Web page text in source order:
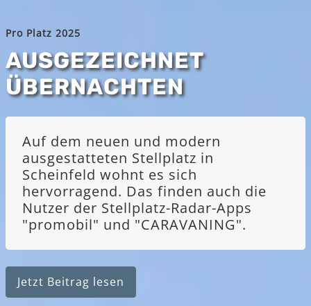
Pro Platz 2025
AUSGEZEICHNET
ÜBERNACHTEN
Auf dem neuen und modern
ausgestatteten Stellplatz in
Scheinfeld wohnt es sich
hervorragend. Das finden auch die
Nutzer der Stellplatz-Radar-Apps
"promobil" und "CARAVANING".
Jetzt Beitrag lesen